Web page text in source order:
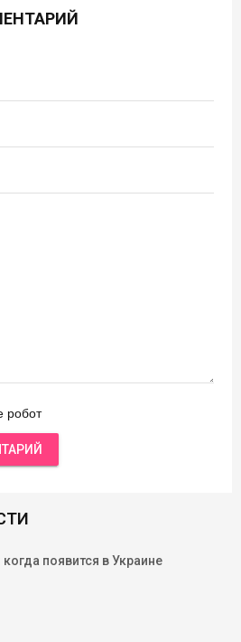
робот
когда появится в Украине